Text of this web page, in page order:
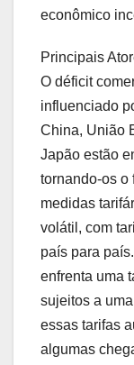
econômico
Principais
O déficit
influenciado
China, União
Japão estão
tornando-os o
medidas
volátil, com
país para
enfrenta uma
sujeitos a
essas tarifas
algumas